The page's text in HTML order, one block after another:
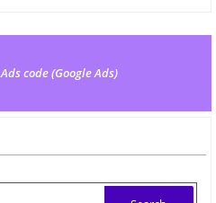
code (Google Ads)